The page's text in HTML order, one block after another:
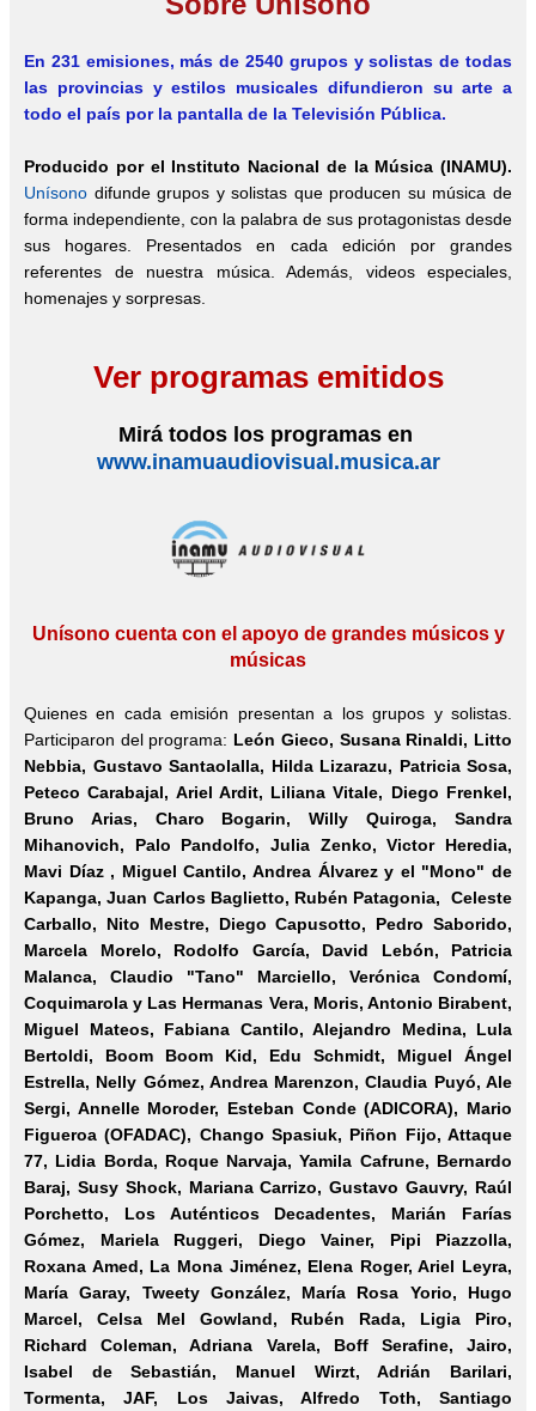
En 231 emisiones, más de 2540 grupos y solistas de todas
las provincias y estilos musicales difundieron su arte a
todo el país por la pantalla de la Televisión Pública.
Producido por el Instituto Nacional de la Música (INAMU).
Unísono difunde grupos y solistas que producen su música de
forma independiente, con la palabra de sus protagonistas desde
sus hogares. Presentados en cada edición por grandes
referentes de nuestra música. Además, videos especiales,
homenajes y sorpresas.
Ver programas emitidos
Mirá todos los programas en
www.inamuaudiovisual.musica.ar
Unísono cuenta con el apoyo de grandes músicos y
músicas
Quienes en cada emisión presentan a los grupos y solistas.
Participaron del programa: León Gieco, Susana Rinaldi, Litto
Nebbia, Gustavo Santaolalla, Hilda Lizarazu, Patricia Sosa,
Peteco Carabajal, Ariel Ardit, Liliana Vitale, Diego Frenkel,
Bruno Arias, Charo Bogarin, Willy Quiroga, Sandra
Mihanovich, Palo Pandolfo, Julia Zenko, Victor Heredia,
Mavi Díaz , Miguel Cantilo, Andrea Álvarez y el "Mono" de
Kapanga, Juan Carlos Baglietto, Rubén Patagonia, Celeste
Carballo, Nito Mestre, Diego Capusotto, Pedro Saborido,
Marcela Morelo, Rodolfo García, David Lebón, Patricia
Malanca, Claudio "Tano" Marciello, Verónica Condomí,
Coquimarola y Las Hermanas Vera, Moris, Antonio Birabent,
Miguel Mateos, Fabiana Cantilo, Alejandro Medina, Lula
Bertoldi, Boom Boom Kid, Edu Schmidt, Miguel Ángel
Estrella, Nelly Gómez, Andrea Marenzon, Claudia Puyó, Ale
Sergi, Annelle Moroder, Esteban Conde (ADICORA), Mario
Figueroa (OFADAC), Chango Spasiuk, Piñon Fijo, Attaque
77, Lidia Borda, Roque Narvaja, Yamila Cafrune, Bernardo
Baraj, Susy Shock, Mariana Carrizo, Gustavo Gauvry, Raúl
Porchetto, Los Auténticos Decadentes, Marián Farías
Gómez, Mariela Ruggeri, Diego Vainer, Pipi Piazzolla,
Roxana Amed, La Mona Jiménez, Elena Roger, Ariel Leyra,
María Garay, Tweety González, María Rosa Yorio, Hugo
Marcel, Celsa Mel Gowland, Rubén Rada, Ligia Piro,
Richard Coleman, Adriana Varela, Boff Serafine, Jairo,
Isabel de Sebastián, Manuel Wirzt, Adrián Barilari,
Tormenta, JAF, Los Jaivas, Alfredo Toth, Santiago